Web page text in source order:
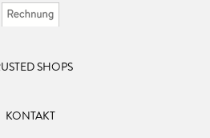
SHOPS
KONTAKT